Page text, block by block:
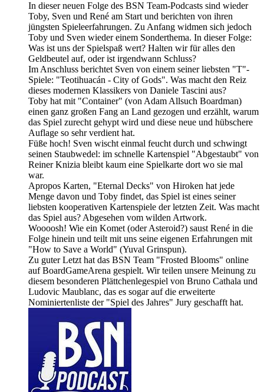
In dieser neuen Folge des BSN Team-Podcasts sind wieder
Toby, Sven und René am Start und berichten von ihren
jüngsten Spieleerfahrungen. Zu Anfang widmen sich jedoch
Toby und Sven wieder einem Sonderthema. In dieser Folge:
Was ist uns der Spielspaß wert? Halten wir für alles den
Geldbeutel auf, oder ist irgendwann Schluss?
Im Anschluss berichtet Sven von einem seiner liebsten "T"-
Spiele: "Teotihuacán - City of Gods". Was macht den Reiz
dieses modernen Klassikers von Daniele Tascini aus?
Toby hat mit "Container" (von Adam Allsuch Boardman)
einen ganz großen Fang an Land gezogen und erzählt, warum
das Spiel zurecht gehypt wird und diese neue und hübschere
Auflage so sehr verdient hat.
Füße hoch! Sven wischt einmal feucht durch und schwingt
seinen Staubwedel: im schnelle Kartenspiel "Abgestaubt" von
Reiner Knizia bleibt kaum eine Spielkarte dort wo sie mal
war.
Apropos Karten, "Eternal Decks" von Hiroken hat jede
Menge davon und Toby findet, das Spiel ist eines seiner
liebsten kooperativen Kartenspiele der letzten Zeit. Was macht
das Spiel aus? Abgesehen vom wilden Artwork.
Woooosh! Wie ein Komet (oder Asteroid?) saust René in die
Folge hinein und teilt mit uns seine eigenen Erfahrungen mit
"How to Save a World" (Yuval Grinspun).
Zu guter Letzt hat das BSN Team "Frosted Blooms" online
auf BoardGameArena gespielt. Wir teilen unsere Meinung zu
diesem besonderen Plättchenlegespiel von Bruno Cathala und
Ludovic Maublanc, das es sogar auf die erweiterte
Nominiertenliste der "Spiel des Jahres" Jury geschafft hat.